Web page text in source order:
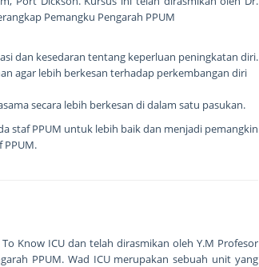
Pemangku Pengarah PPUM
dan kesedaran tentang keperluan peningkatan diri.
agar lebih berkesan terhadap perkembangan diri
secara lebih berkesan di dalam satu pasukan.
staf PPUM untuk lebih baik dan menjadi pemangkin
Know ICU dan telah dirasmikan oleh Y.M Profesor
PPUM. Wad ICU merupakan sebuah unit yang